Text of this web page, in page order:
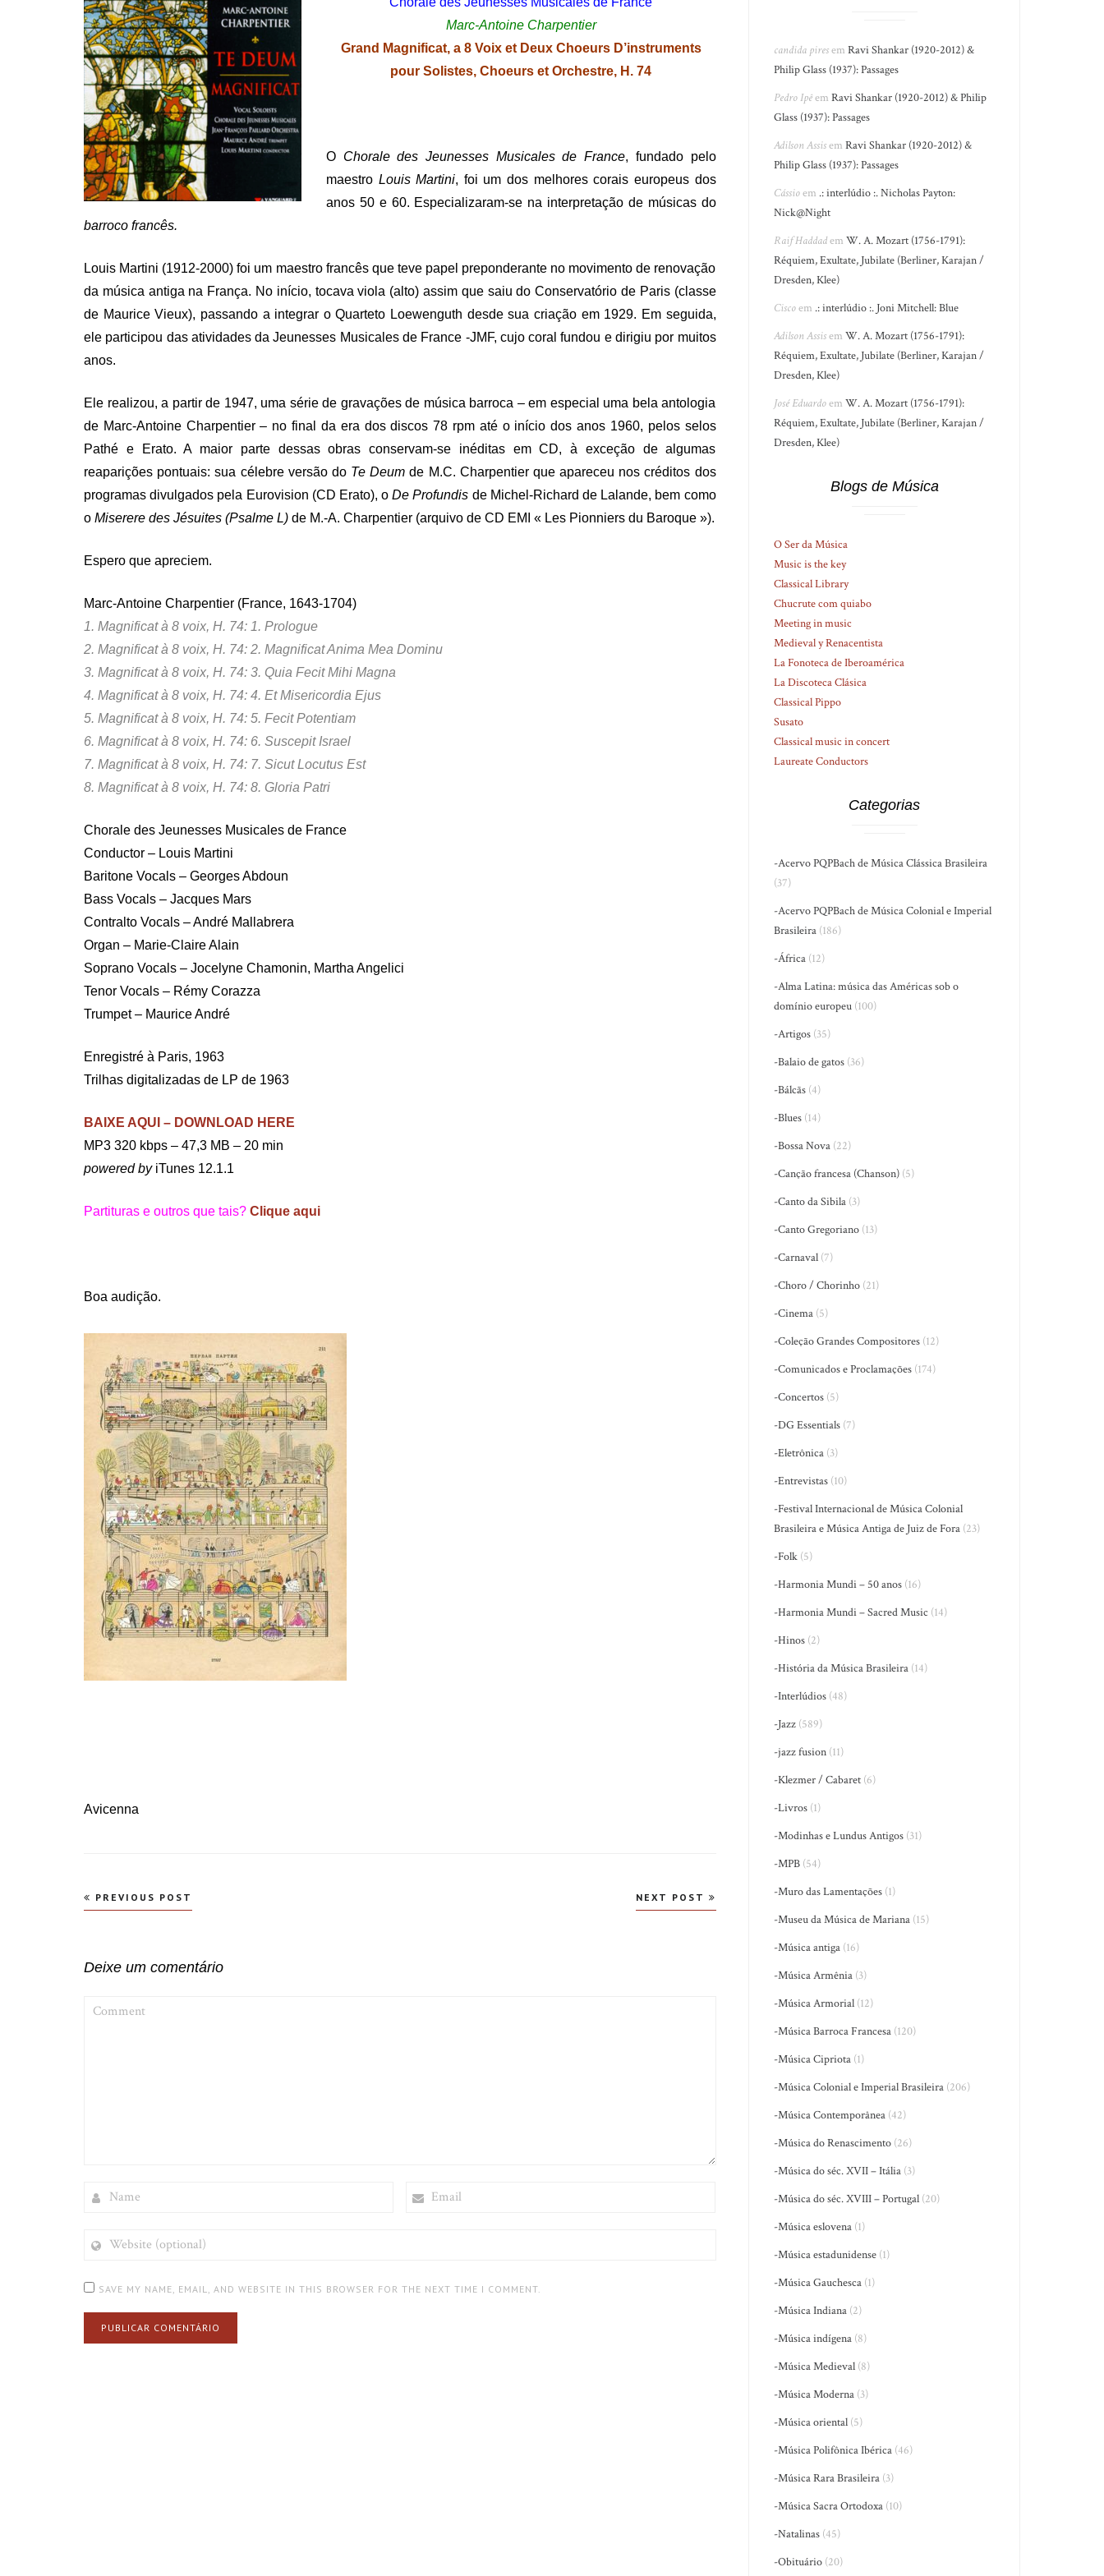
Marc-Antoine Charpentier
Grand Magnificat, a8 Voix et Deux Choeurs D’instruments
pour Solistes, Choeurset Orchestre, H. 74
O Chorale des Jeunesses Musicales de France, fundado pelo
maestro Louis Martini, foi um dos melhores corais europeus dos
anos 50 e 60. Especializaram-se na interpretação de músicas do
barroco francês.
Louis Martini (1912-2000) foi um maestro francês que teve papel preponderante no movimento de renovação
da música antiga na França. No início, tocava viola (alto) assim que saiu do Conservatório de Paris (classe
de Maurice Vieux), passando a integrar o Quarteto Loewenguth desde sua criação em 1929. Em seguida,
ele participou das atividades da Jeunesses Musicales de France -JMF, cujo coral fundou e dirigiu por muitos
anos.
Ele realizou, a partir de 1947, uma série de gravações de música barroca – em especial uma bela antologia
de Marc-Antoine Charpentier – no final da era dos discos 78 rpm até o início dos anos 1960, pelos selos
Pathé e Erato. A maior parte dessas obras conservam-se inéditas em CD, à exceção de algumas
reaparições pontuais: sua célebre versão do Te Deum de M.C. Charpentier que apareceu nos créditos dos
programas divulgados pela Eurovision (CD Erato), o De Profundis de Michel-Richard de Lalande, bem como
o Miserere des Jésuites (Psalme L) de M.-A. Charpentier (arquivo de CD EMI « Les Pionniers du Baroque »).
Espero que apreciem.
Marc-Antoine Charpentier (France, 1643-1704)
1. Magnificat à 8 voix, H. 74: 1. Prologue
2. Magnificat à 8 voix, H. 74: 2. Magnificat Anima Mea Dominu
3. Magnificat à 8 voix, H. 74: 3. Quia Fecit Mihi Magna
4. Magnificat à 8 voix, H. 74: 4. Et Misericordia Ejus
5. Magnificat à 8 voix, H. 74: 5. Fecit Potentiam
6. Magnificat à 8 voix, H. 74: 6. Suscepit Israel
7. Magnificat à 8 voix, H. 74: 7. Sicut Locutus Est
8. Magnificat à 8 voix, H. 74: 8. Gloria Patri
Chorale des Jeunesses Musicales de France
Conductor – Louis Martini
Baritone Vocals – Georges Abdoun
Bass Vocals – Jacques Mars
Contralto Vocals – André Mallabrera
Organ – Marie-Claire Alain
Soprano Vocals – Jocelyne Chamonin, Martha Angelici
Tenor Vocals – Rémy Corazza
Trumpet – Maurice André
Enregistré à Paris, 1963
Trilhas digitalizadas de LP de 1963
BAIXE AQUI – DOWNLOAD HERE
MP3 320 kbps – 47,3 MB – 20 min
powered byiTunes 12.1.1
Partituras e outros que tais? Clique aqui
Boa audição.
Avicenna
Navegação
PREVIOUS POST NEXT POST
Deixe um comentário
(OPTIONAL)
SAVE MY NAME, EMAIL, AND WEBSITE IN THIS BROWSER FOR THE NEXT TIME I COMMENT.
candida piresemRavi Shankar (1920-2012) &
Philip Glass (1937): Passages
Pedro IpêemRavi Shankar (1920-2012) & Philip
Glass (1937): Passages
Adilson AssisemRavi Shankar (1920-2012) &
Philip Glass (1937): Passages
Cássioem .: interlúdio :. Nicholas Payton:
Nick@Night
Raif HaddademW. A. Mozart (1756-1791):
Réquiem, Exultate, Jubilate (Berliner, Karajan /
Dresden, Klee)
Ciscoem .: interlúdio :. Joni Mitchell: Blue
Adilson AssisemW. A. Mozart (1756-1791):
Réquiem, Exultate, Jubilate (Berliner, Karajan /
Dresden, Klee)
José EduardoemW. A. Mozart (1756-1791):
Réquiem, Exultate, Jubilate (Berliner, Karajan /
Dresden, Klee)
Blogs de Música
O Ser da Música
Music is the key
Classical Library
Chucrute com quiabo
Meeting in music
Medieval y Renacentista
La Fonoteca de Iberoamérica
La Discoteca Clásica
Classical Pippo
Susato
Classical music in concert
Laureate Conductors
Categorias
-Acervo PQPBach de Música Clássica Brasileira
(37)
-Acervo PQPBach de Música Colonial e Imperial
Brasileira (186)
-África (12)
-Alma Latina: música das Américas sob o
domínio europeu (100)
-Artigos (35)
-Balaio de gatos (36)
-Bálcãs (4)
-Blues (14)
-Bossa Nova (22)
-Canção francesa (Chanson) (5)
-Canto da Sibila (3)
-Canto Gregoriano (13)
-Carnaval (7)
-Choro / Chorinho (21)
-Cinema (5)
-Coleção Grandes Compositores (12)
-Comunicados e Proclamações (174)
-Concertos (5)
-DG Essentials (7)
-Eletrônica (3)
-Entrevistas (10)
-Festival Internacional de Música Colonial
Brasileira e Música Antiga de Juiz de Fora (23)
-Folk (5)
-Harmonia Mundi – 50 anos (16)
-Harmonia Mundi – Sacred Music (14)
-Hinos (2)
-História da Música Brasileira (14)
-Interlúdios (48)
-Jazz (589)
-jazz fusion (11)
-Klezmer / Cabaret (6)
-Livros (1)
-Modinhas e Lundus Antigos (31)
-MPB (54)
-Muro das Lamentações (1)
-Museu da Música de Mariana (15)
-Música antiga (16)
-Música Armênia (3)
-Música Armorial (12)
-Música Barroca Francesa (120)
-Música Cipriota (1)
-Música Colonial e Imperial Brasileira (206)
-Música Contemporânea (42)
-Música do Renascimento (26)
-Música do séc. XVII – Itália (3)
-Música do séc. XVIII – Portugal (20)
-Música eslovena (1)
-Música estadunidense (1)
-Música Gauchesca (1)
-Música Indiana (2)
-Música indígena (8)
-Música Medieval (8)
-Música Moderna (3)
-Música oriental (5)
-Música Polifônica Ibérica (46)
-Música Rara Brasileira (3)
-Música Sacra Ortodoxa (10)
-Natalinas (45)
-Obituário (20)